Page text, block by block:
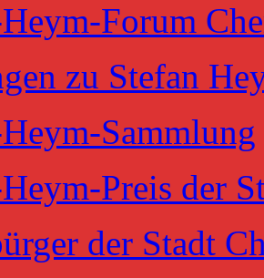
Forum
zu Stefan
Sammlung
Preis der
der Stadt